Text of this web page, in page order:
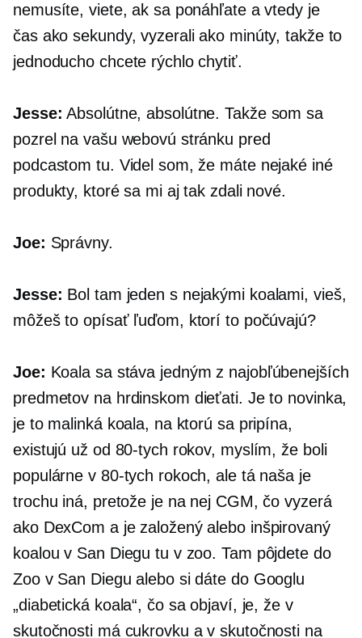
nemusíte, viete, ak sa ponáhľate a vtedy je
čas ako sekundy, vyzerali ako minúty, takže to
jednoducho chcete rýchlo chytiť.
Jesse: Absolútne, absolútne. Takže som sa
pozrel na vašu webovú stránku pred
podcastom tu. Videl som, že máte nejaké iné
produkty, ktoré sa mi aj tak zdali nové.
Joe: Správny.
Jesse: Bol tam jeden s nejakými koalami, vieš,
môžeš to opísať ľuďom, ktorí to počúvajú?
Joe: Koala sa stáva jedným z najobľúbenejších
predmetov na hrdinskom dieťati. Je to novinka,
je to malinká koala, na ktorú sa pripína,
existujú už od 80-tych rokov, myslím, že boli
populárne v 80-tych rokoch, ale tá naša je
trochu iná, pretože je na nej CGM, čo vyzerá
ako DexCom a je založený alebo inšpirovaný
koalou v San Diegu tu v zoo. Tam pôjdete do
Zoo v San Diegu alebo si dáte do Googlu
„diabetická koala“, čo sa objaví, je, že v
skutočnosti má cukrovku a v skutočnosti na